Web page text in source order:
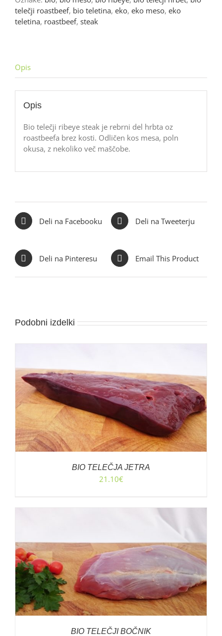
telečji roastbeef, bio teletina, eko, eko meso, eko
teletina, roastbeef, steak
Opis
Opis
Bio telečji ribeye steak je rebrni del hrbta oz
roastbeefa brez kosti. Odličen kos mesa, poln
okusa, z nekoliko več maščobe.
Deli na Facebooku Deli na Tweeterju
Deli na Pinteresu Email This Product
Podobni izdelki
BIO TELEČJA JETRA
21.10€
BIO TELEČJI BOČNIK